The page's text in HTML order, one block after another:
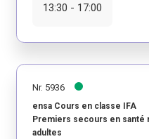
13:30 - 17:00
Nr. 5936
ensa Cours en classe IFA
Premiers secours en santé
adultes